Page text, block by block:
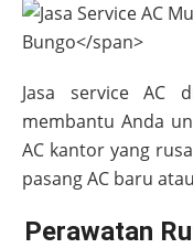
Jasa service AC
membantu Anda
AC kantor yang
pasang AC baru
Perawatan